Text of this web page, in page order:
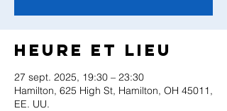
Heure et lieu
27 sept. 2025, 19:30 – 23:30
Hamilton, 625 High St, Hamilton, OH 45011,
EE. UU.